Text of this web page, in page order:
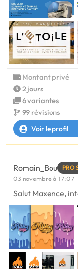
Montant privé
2 jours
6 variantes
99 révisions
Voir le profil
Romain_Bou PRO
03 novembre à 17:07
Salut Maxence,